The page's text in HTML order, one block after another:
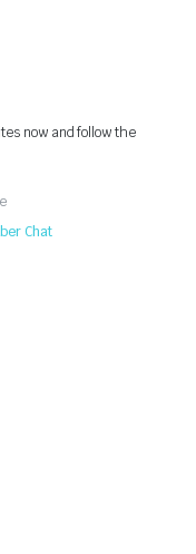
now and follow the
Chat